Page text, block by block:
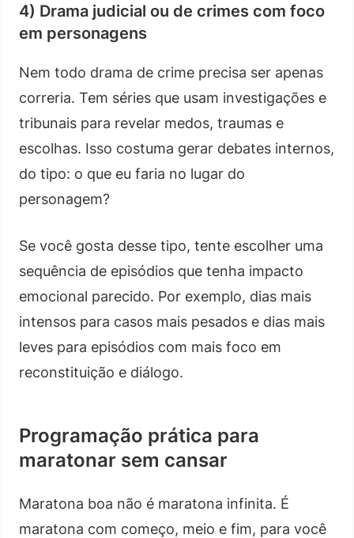
4) Drama judicial ou de crimes com foco
em personagens
Nem todo drama de crime precisa ser apenas
correria. Tem séries que usam investigações e
tribunais para revelar medos, traumas e
escolhas. Isso costuma gerar debates internos,
do tipo: o que eu faria no lugar do
personagem?
Se você gosta desse tipo, tente escolher uma
sequência de episódios que tenha impacto
emocional parecido. Por exemplo, dias mais
intensos para casos mais pesados e dias mais
leves para episódios com mais foco em
reconstituição e diálogo.
Programação prática para
maratonar sem cansar
Maratona boa não é maratona infinita. É
maratona com começo, meio e fim, para você